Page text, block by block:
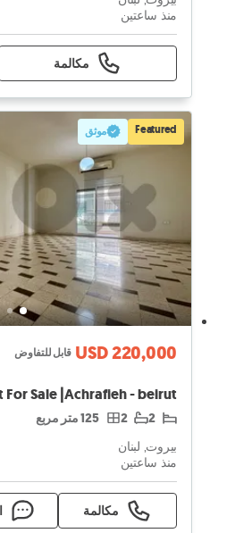
منذ ساعتين
مكالمة
Featured موثق
USD 220,000 قابل للتفاوض
2
2 125 متر مربع
بيروت, لبنان
منذ ساعتين
مكالمة